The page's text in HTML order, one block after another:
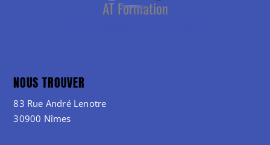
NOUS TROUVER
83 Rue André Lenotre
30900 Nîmes